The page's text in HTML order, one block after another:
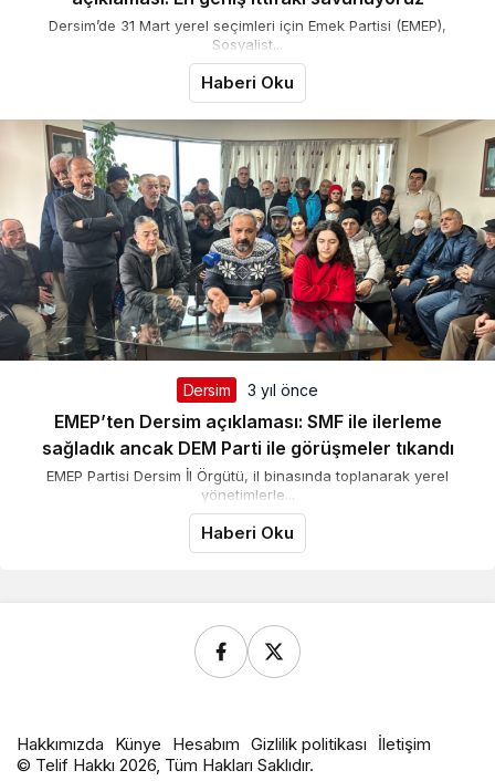
Dersim’de 31 Mart yerel seçimleri için Emek Partisi (EMEP),
Sosyalist...
Haberi Oku
Dersim 3 yıl önce
EMEP’ten Dersim açıklaması: SMF ile ilerleme
sağladık ancak DEM Parti ile görüşmeler tıkandı
EMEP Partisi Dersim İl Örgütü, il binasında toplanarak yerel
yönetimlerle...
Haberi Oku
Hakkımızda Künye Hesabım Gizlilik politikası
İletişim
© Telif Hakkı 2026, Tüm Hakları Saklıdır.